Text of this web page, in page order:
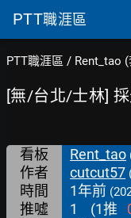
PTT職涯區
PTT職涯區 / Rent_tao
[無/台北/士林]
看板 Rent_tao
作者 cutcut57
時間 1年前
推噓 1 (1推